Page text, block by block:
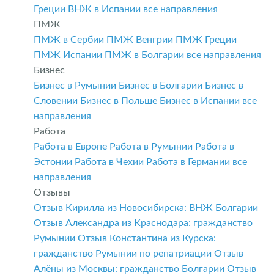
Греции ВНЖ в Испании все направления
ПМЖ
ПМЖ в Сербии ПМЖ Венгрии ПМЖ Греции
ПМЖ Испании ПМЖ в Болгарии все направления
Бизнес
Бизнес в Румынии Бизнес в Болгарии Бизнес в
Словении Бизнес в Польше Бизнес в Испании все
направления
Работа
Работа в Европе Работа в Румынии Работа в
Эстонии Работа в Чехии Работа в Германии все
направления
Отзывы
Отзыв Кирилла из Новосибирска: ВНЖ Болгарии
Отзыв Александра из Краснодара: гражданство
Румынии Отзыв Константина из Курска:
гражданство Румынии по репатриации Отзыв
Алёны из Москвы: гражданство Болгарии Отзыв